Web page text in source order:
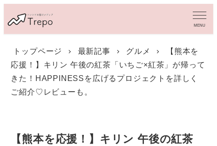
イ
MENU
トップページ 最新記事 グルメ
【熊本を
応援！】キリン 午後の紅茶「いちご×紅茶」が帰って
きた！HAPPINESSを広げるプロジェクトを詳しく
ご紹介♡レビューも。
【熊本を応援！】キリン 午後の紅茶